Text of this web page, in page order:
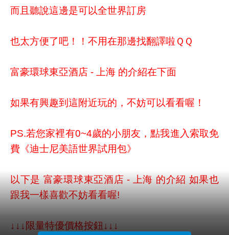
而且聽說這邊是可以全世界訂房
也太方便了吧！！不用在那邊找翻譯啦ＱＱ
富豪環球東亞酒店 - 上海 的介紹在下面
如果有興趣到這附近玩的，不妨可以看看喔！
PS.若您家裡有0~4歲的小朋友，點我進入索取免
費《迪士尼美語世界試用包》
以下是 富豪環球東亞酒店 - 上海 的介紹 如果也
跟我一樣喜歡不妨看看喔!
↓↓↓限量特優價格按鈕↓↓↓